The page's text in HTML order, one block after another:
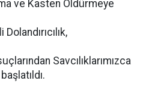
ve Kasten Öldürmeye
Savcılıklarımızca